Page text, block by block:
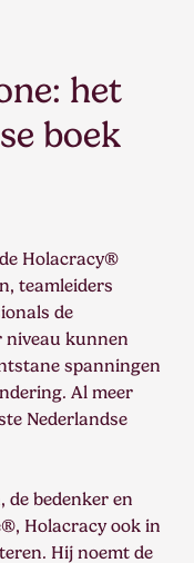
het
boek
Holacracy®
teamleiders
de
niveau kunnen
spanningen
Al meer
Nederlandse
de bedenker en
Holacracy ook in
Hij noemt de